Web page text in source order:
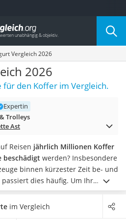
Kategorie
Vergleich 2026
2026
für den Koffer im Vergleich.
Expertin
Trolleys
Ast
Reisen jährlich Millionen Koffer
beschädigt werden? Insbesondere
binnen kürzester Zeit be- und
dies häufig. Um Ihr
zu sichern, kann es
zu verwenden.
im Vergleich